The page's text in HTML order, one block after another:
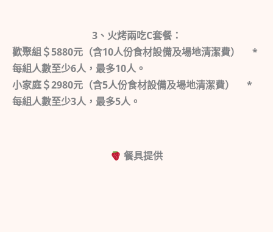
3、火烤兩吃C套餐：
歡聚組＄5880元（含10人份食材設備及場地清潔費） *
每組人數至少6人，最多10人。
小家庭＄2980元（含5人份食材設備及場地清潔費） *
每組人數至少3人，最多5人。
餐具提供